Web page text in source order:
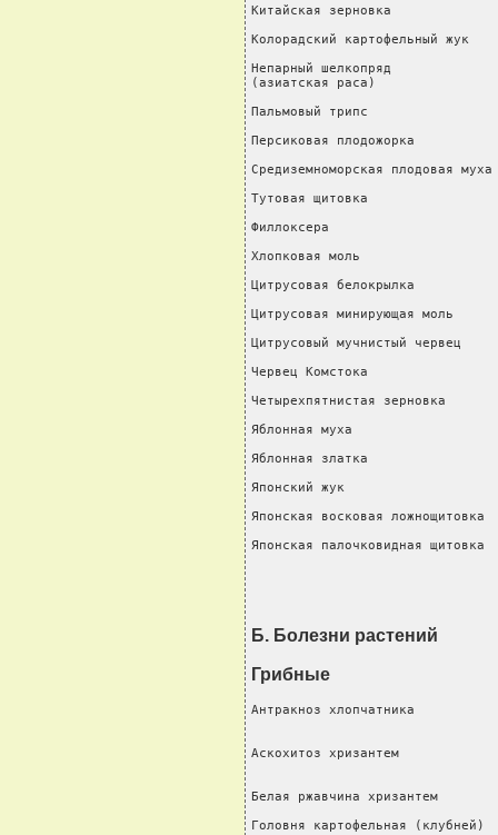
Китайская зерновка
Колорадский картофельный
Непарный шелкопряд
(азиатская раса)
Пальмовый трипс
Персиковая плодожорка
Средиземноморская плодовая
Тутовая щитовка
Филлоксера
Хлопковая моль
Цитрусовая белокрылка
Цитрусовая минирующая
Цитрусовый мучнистый червец
Червец Комстока
Четырехпятнистая зерновка
Яблонная муха
Яблонная златка
Японский жук
Японская восковая
Японская палочковидная
Б. Болезни растений
Грибные
Антракноз хлопчатника
Аскохитоз хризантем
Белая ржавчина хризантем
Головня картофельная